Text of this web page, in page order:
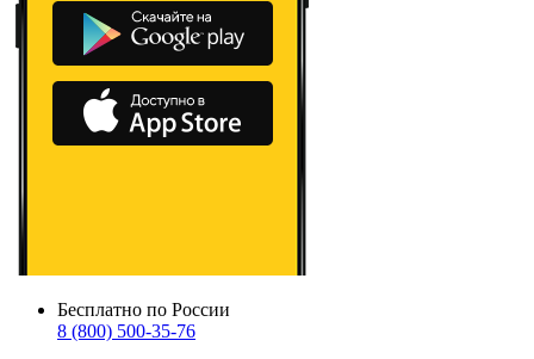
Бесплатно по России
8 (800) 500-35-76